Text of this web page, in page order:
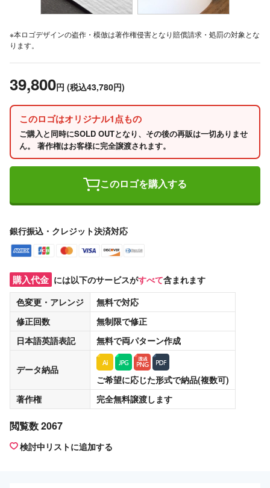
※本ロゴデザインの盗作・模倣は著作権侵害となり賠償請求・処罰の対象とな
ります。
39,800円 (税込43,780円)
このロゴはオリジナル1点もの
ご購入と同時にSOLD OUTとなり、その後の再販は一切ありませ
ん。 著作権はお客様に完全譲渡されます。
このロゴを購入する
銀行振込・クレジット決済対応
購入代金 には以下のサービスがすべて含まれます
色変更・アレンジ
無料で対応
修正回数
無制限で修正
日本語英語表記
無料で両パターン作成
データ納品
ご希望に応じた形式で納品(複数可)
著作権
完全無料譲渡します
閲覧数 2067
検討中リストに追加する